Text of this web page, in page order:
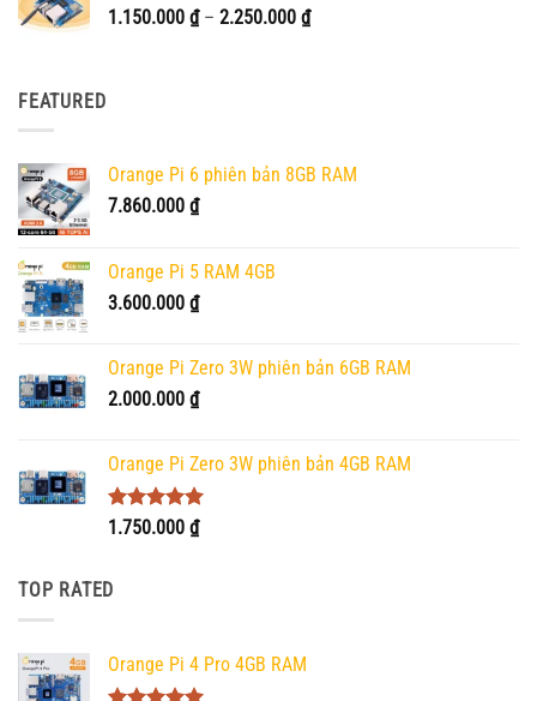
1.150.000 ₫ – 2.250.000 ₫Khoảng
FEATURED
Orange Pi 6 phiên bản 8GB RAM
7.860.000 ₫
Orange Pi 5 RAM 4GB
3.600.000 ₫
Orange Pi Zero 3W phiên bản 6GB RAM
2.000.000 ₫
Orange Pi Zero 3W phiên bản 4GB RAM
Được xếp
1.750.000 ₫
TOP RATED
Orange Pi 4 Pro 4GB RAM